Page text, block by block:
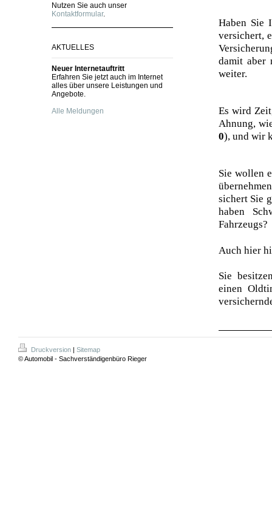
Nutzen Sie auch unser
Kontaktformular.
AKTUELLES
Neuer Internetauftritt
Erfahren Sie jetzt auch im Internet
alles über unsere Leistungen und
Angebote.
Alle Meldungen
Haben Sie
versichert,
damit aber
weiter.
Es wird
Ahnung,
0), und wir
Sie wollen
sichert Sie
haben
Fahrzeugs?
Auch hier
Sie
einen
Druckversion | Sitemap
© Automobil - Sachverständigenbüro Rieger